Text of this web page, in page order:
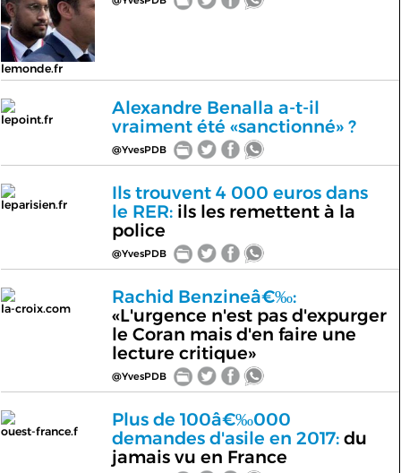
lemonde.fr
lepoint.fr
Alexandre Benalla a-t-il
vraiment été «sanctionné» ?
@YvesPDB
leparisien.fr
Ils trouvent 4 000 euros dans
le RER:ils les remettent à la
police
@YvesPDB
la-croix.com
Rachid Benzineâ€‰:
«L'urgence n'est pas d'expurger
le Coran mais d'en faire une
lecture critique»
@YvesPDB
ouest-france.f
Plus de 100â€‰000
demandes d'asile en 2017:du
jamais vu en France